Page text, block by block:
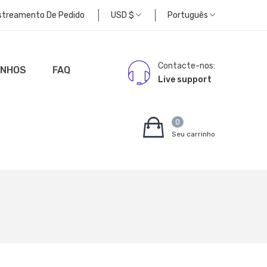
De Pedido USD $ Português
FAQ
Contacte-nos:
Live support
0
Seu carrinho